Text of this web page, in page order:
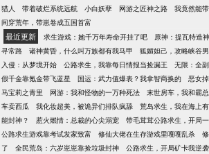
猎人
带着破烂系统远航 小白妖孽 网游之匠神之路 我竟然能
间穿荒年，带崽卷成五国首富
最近更新 求生游戏：她千万年寿命开挂了吧 原神：提瓦特造
寻常路
诸神黄昏，什么叫万族都有我马甲 狐媚妲己，攻略峡谷
入侵：从梦境开始
公路求生，我靠每日情报当捡漏王 无限：全
假千金靠氪金带飞蓝星
国运：武力值爆表？我拿智商换的 恶女
马宝莉之青里
网游：我和怪物的一万种死法 末世房车，我和霸
车卖西瓜
我化妆超美，被诡异们排队疯舔 荒岛求生，我在海上
能封神？
惹火燃情：总裁的心尖溺宠 带毛茸茸公路求生，开局
公路求生游戏靠考试发家致富
修仙大佬在生存游戏里嘎嘎乱杀
了
全民荒岛：六岁崽崽靠捡垃圾封神 公路求生，开局矿卡我逆